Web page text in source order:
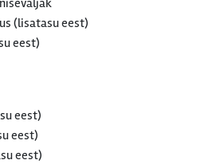
(lisatasu eest)
eest)
eest)
eest)
eest)